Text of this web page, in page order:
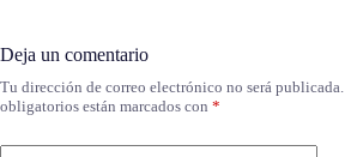
Deja un comentario
Tu dirección de correo electrónico no será publicada.
obligatorios están marcados con *